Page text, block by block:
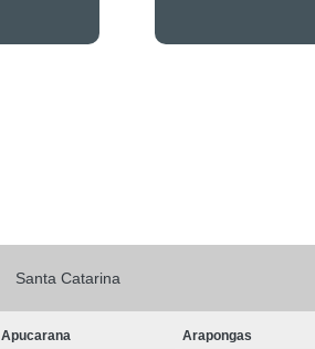
Santa Catarina
Apucarana Arapongas